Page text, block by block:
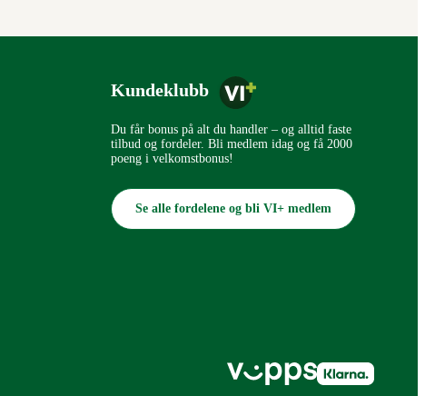
Kundeklubb
Du får bonus på alt du handler – og alltid faste
tilbud og fordeler. Bli medlem idag og få 2000
poeng i velkomstbonus!
Se alle fordelene og bli VI+ medlem